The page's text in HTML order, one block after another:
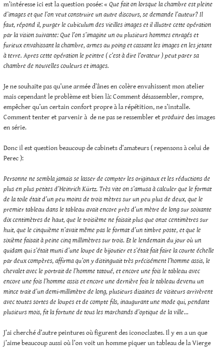
m’intéresse ici est la question posée: « Que fait on lorsque la chambre est pleine
d’images et que l’on veut construire un autre discours, se demande l’auteur? Il
faut, répond il, purger le cubiculum des vieilles images et il illustre cette opération
par la vision suivante: Que l’on s’imagine un ou plusieurs hommes enragés et
furieux envahissant la chambre, armes au poing et cassant les images en les jetant
à terre. Apres cette opération le peintre ( c’est à dire l’orateur ) peut parer sa
chambre de nouvelles couleurs et images.
Je ne souhaite pas qu’une armée d’ânes en colère envahissent mon atelier
mais cependant le problème est bien là: Comment désassembler, rompre,
empêcher qu’un certain confort propre à la répétition, ne s’installe.
Comment tenter et parvenir à de ne pas se ressembler etproduire des images
en série.
Donc il est question beaucoup de cabinets d’amateurs ( repensons à celui de
Perec ):
Personne ne sembla jamais se lasser de compter les originaux et les réductions de
plus en pluspetites d’Heinrich Kürtz. Très vite on s’amusa à calculer que le format
de la toile était d’un peumoins de trois mètres sur un peu plus de deux, que le
premier tableau dans le tableau avait encore près d’un mètre de long sur soixante
dix centimètres de haut, que le troisième ne faisait plus que onze centimètres sur
huit, que le cinquième n’avait même pas le format d’un timbre poste, et que le
sixième faisait à peine cinq millimètres sur trois. Et le lendemain du jour où un
quidam quis’était muni d’une loupe de bijoutier et s’était fait faire la courte échelle
par deux compères, affirma qu’on y distinguait très précisément l’homme assis, le
chevalet avec le portrait de l’homme tatoué, et encore une fois le tableau avec
encore une fois l’homme assis et encore une dernière fois le tableau devenu un
mince trait d’un demi-millimètre de long, plusieurs dizaines de visiteurs arrivèrent
avec toutes sortes de loupes et de compte fils, inaugurant une mode qui, pendant
plusieurs mois, fit la fortune de tous les marchands d’optique de la ville…
J’ai cherché d’autre peintures où figurent des iconoclastes. Il y en a un que
j’aime beaucoup aussi où l’on voit un homme piquer un tableau de la Vierge